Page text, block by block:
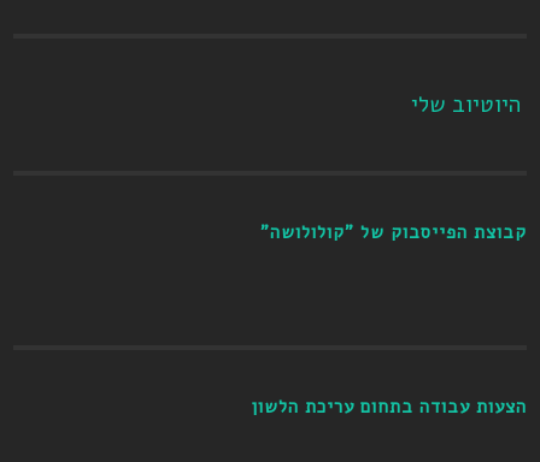
היוטיוב שלי
קבוצת הפייסבוק של "קולולושה"
הצעות עבודה בתחום עריכת הלשון